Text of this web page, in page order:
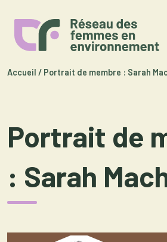
Accueil / Portrait de membre : Sarah
Portrait de
: Sarah